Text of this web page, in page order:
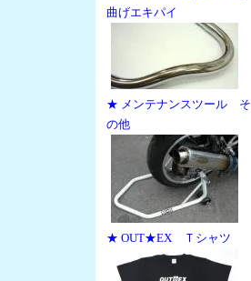
曲げエキパイ
★ メンテナンスツール そ
の他
★ OUT★EX Ｔシャツ